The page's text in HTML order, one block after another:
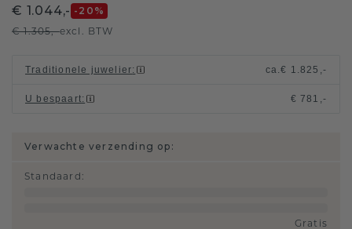
€ 1.044,- -20 %
€ 1.305,-excl. BTW
Traditionele juwelier: ca.€ 1.825,-
U bespaart: € 781,-
Verwachte verzending op:
Standaard :
Gratis